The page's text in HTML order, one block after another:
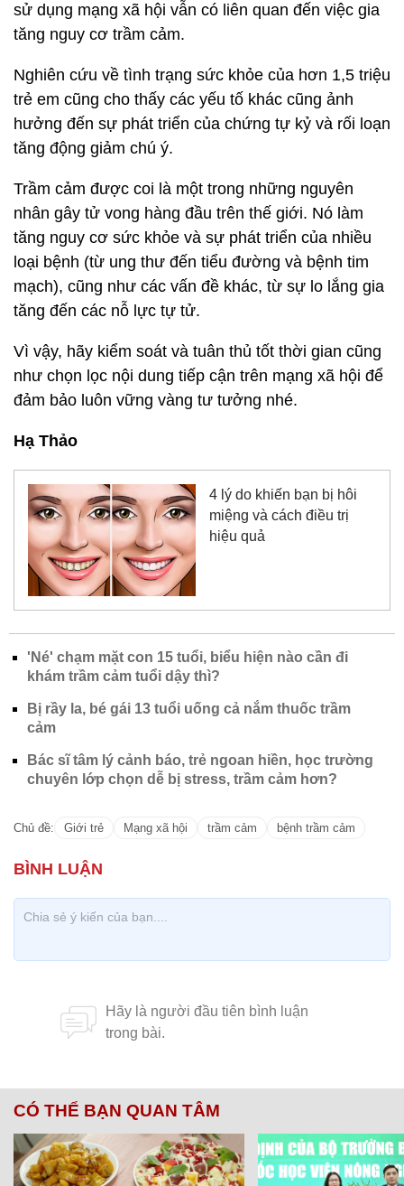
sử dụng mạng xã hội vẫn có liên quan đến việc gia
tăng nguy cơ trầm cảm.
Nghiên cứu về tình trạng sức khỏe của hơn 1,5 triệu
trẻ em cũng cho thấy các yếu tố khác cũng ảnh
hưởng đến sự phát triển của chứng tự kỷ và rối loạn
tăng động giảm chú ý.
Trầm cảm được coi là một trong những nguyên
nhân gây tử vong hàng đầu trên thế giới. Nó làm
tăng nguy cơ sức khỏe và sự phát triển của nhiều
loại bệnh (từ ung thư đến tiểu đường và bệnh tim
mạch), cũng như các vấn đề khác, từ sự lo lắng gia
tăng đến các nỗ lực tự tử.
Vì vậy, hãy kiểm soát và tuân thủ tốt thời gian cũng
như chọn lọc nội dung tiếp cận trên mạng xã hội để
đảm bảo luôn vững vàng tư tưởng nhé.
Hạ Thảo
4 lý do khiến bạn bị hôi
miệng và cách điều trị
hiệu quả
'Né' chạm mặt con 15 tuổi, biểu hiện nào cần đi
khám trầm cảm tuổi dậy thì?
Bị rầy la, bé gái 13 tuổi uống cả nắm thuốc trầm
cảm
Bác sĩ tâm lý cảnh báo, trẻ ngoan hiền, học trường
chuyên lớp chọn dễ bị stress, trầm cảm hơn?
Chủ đề: Giới trẻ Mạng xã hội trầm cảm bệnh trầm cảm
CÓ THỂ BẠN QUAN TÂM